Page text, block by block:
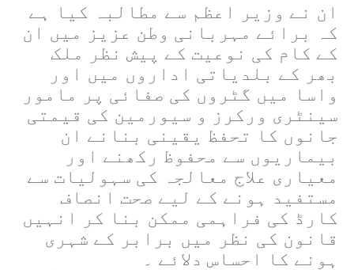
ان نے وزیر اعظم سے مطالبہ کیا ہے
کہ برائے مہربانی وطن عزیز میں ان
کے کام کی نوعیت کے پیش نظر ملک
بھر کے بلدیاتی اداروں میں اور
واسا میں گٹروں کی صفائی پر مامور
سینٹری ورکرز و سیورمین کی قیمتی
جانوں کا تحفظ یقینی بنانے ان
بیماریوں سے محفوظ رکھنے اور
معیاری علاج معالجہ کی سہولیات سے
مستفید ہونے کے لیے صحت انصاف
کارڈ کی فراہمی ممکن بنا کر انہیں
قانون کی نظر میں برابر کے شہری
ہونے کا احساس دلائے ۔